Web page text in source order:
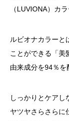
（LUVIONA）カ
ルビオナカラーと
ことができる「美
由来成分を94％を
しっかりとケアし
ヤツヤさらさらに